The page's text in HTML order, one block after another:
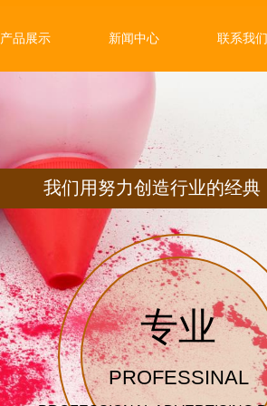
产品展示 新闻中心 联系我们
我们用努力创造行业的经典
专业
PROFESSINAL